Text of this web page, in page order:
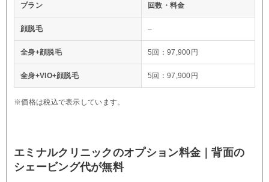
プラン 回数・料金
顔脱毛 –
全身+顔脱毛 5回：97,900円
全身+VIO+顔脱毛 5回：97,900円
※価格は税込で表示しています。
エミナルクリニックのオプション料金｜背面の
シェービング代が無料